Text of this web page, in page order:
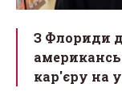
З Флориди
кар'єру на